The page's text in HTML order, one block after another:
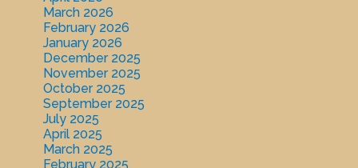
March 2026
February 2026
January 2026
December 2025
November 2025
October 2025
September 2025
July 2025
April 2025
March 2025
February 2025